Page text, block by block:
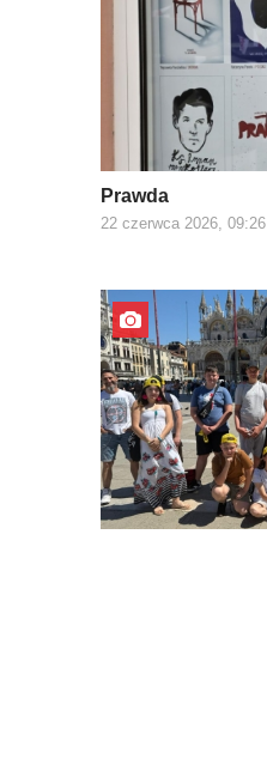
Prawda
22 czerwca 2026, 09:26